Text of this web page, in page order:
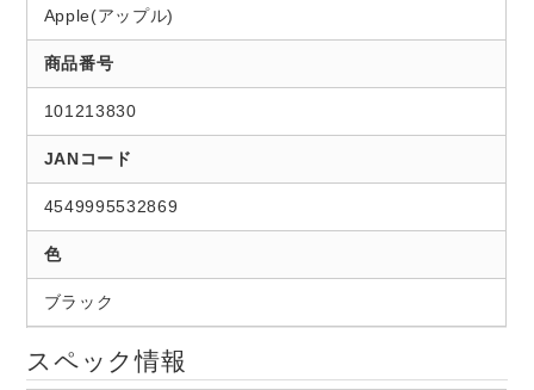
Apple(アップル)
商品番号
101213830
JANコード
4549995532869
色
ブラック
スペック情報